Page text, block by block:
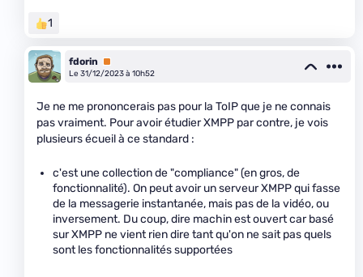
1
fdorin
Premium
Le 31/12/2023 à 10h52
Je ne me prononcerais pas pour la ToIP que je ne connais
pas vraiment. Pour avoir étudier XMPP par contre, je vois
plusieurs écueil à ce standard :
c'est une collection de "compliance" (en gros, de
fonctionnalité). On peut avoir un serveur XMPP qui fasse
de la messagerie instantanée, mais pas de la vidéo, ou
inversement. Du coup, dire machin est ouvert car basé
sur XMPP ne vient rien dire tant qu'on ne sait pas quels
sont les fonctionnalités supportées